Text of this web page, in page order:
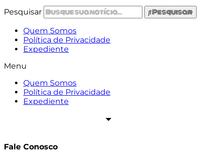
Pesquisar Pesquisar
Quem Somos
Política de Privacidade
Expediente
Menu
Quem Somos
Política de Privacidade
Expediente
Fale Conosco